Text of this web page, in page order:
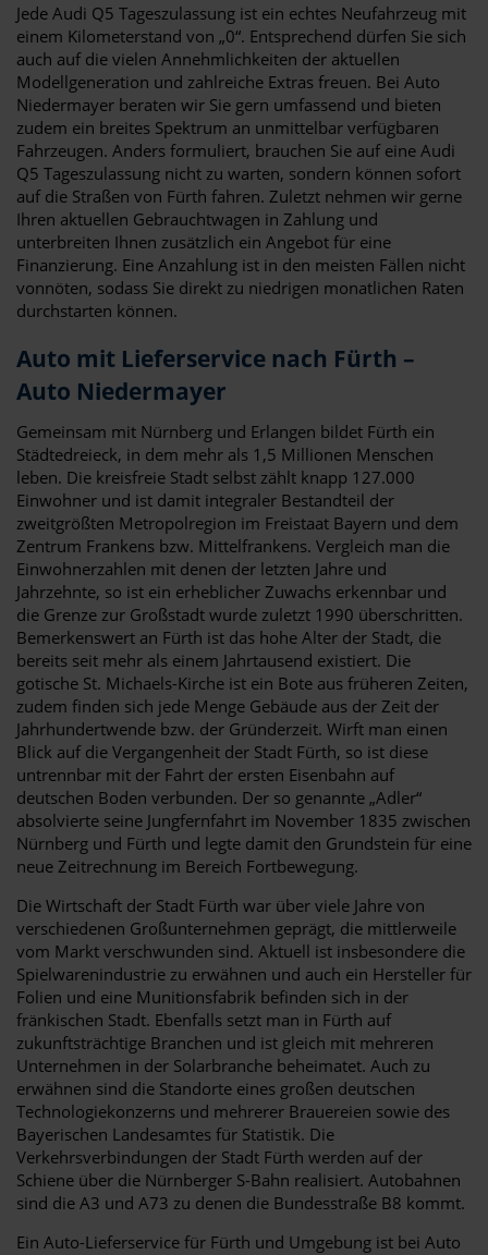
Jede Audi Q5 Tageszulassung ist ein echtes Neufahrzeug mit
einem Kilometerstand von „0“. Entsprechend dürfen Sie sich
auch auf die vielen Annehmlichkeiten der aktuellen
Modellgeneration und zahlreiche Extras freuen. Bei Auto
Niedermayer beraten wir Sie gern umfassend und bieten
zudem ein breites Spektrum an unmittelbar verfügbaren
Fahrzeugen. Anders formuliert, brauchen Sie auf eine Audi
Q5 Tageszulassung nicht zu warten, sondern können sofort
auf die Straßen von Fürth fahren. Zuletzt nehmen wir gerne
Ihren aktuellen Gebrauchtwagen in Zahlung und
unterbreiten Ihnen zusätzlich ein Angebot für eine
Finanzierung. Eine Anzahlung ist in den meisten Fällen nicht
vonnöten, sodass Sie direkt zu niedrigen monatlichen Raten
durchstarten können.
Auto mit Lieferservice nach Fürth –
Auto Niedermayer
Gemeinsam mit Nürnberg und Erlangen bildet Fürth ein
Städtedreieck, in dem mehr als 1,5 Millionen Menschen
leben. Die kreisfreie Stadt selbst zählt knapp 127.000
Einwohner und ist damit integraler Bestandteil der
zweitgrößten Metropolregion im Freistaat Bayern und dem
Zentrum Frankens bzw. Mittelfrankens. Vergleich man die
Einwohnerzahlen mit denen der letzten Jahre und
Jahrzehnte, so ist ein erheblicher Zuwachs erkennbar und
die Grenze zur Großstadt wurde zuletzt 1990 überschritten.
Bemerkenswert an Fürth ist das hohe Alter der Stadt, die
bereits seit mehr als einem Jahrtausend existiert. Die
gotische St. Michaels-Kirche ist ein Bote aus früheren Zeiten,
zudem finden sich jede Menge Gebäude aus der Zeit der
Jahrhundertwende bzw. der Gründerzeit. Wirft man einen
Blick auf die Vergangenheit der Stadt Fürth, so ist diese
untrennbar mit der Fahrt der ersten Eisenbahn auf
deutschen Boden verbunden. Der so genannte „Adler“
absolvierte seine Jungfernfahrt im November 1835 zwischen
Nürnberg und Fürth und legte damit den Grundstein für eine
neue Zeitrechnung im Bereich Fortbewegung.
Die Wirtschaft der Stadt Fürth war über viele Jahre von
verschiedenen Großunternehmen geprägt, die mittlerweile
vom Markt verschwunden sind. Aktuell ist insbesondere die
Spielwarenindustrie zu erwähnen und auch ein Hersteller für
Folien und eine Munitionsfabrik befinden sich in der
fränkischen Stadt. Ebenfalls setzt man in Fürth auf
zukunftsträchtige Branchen und ist gleich mit mehreren
Unternehmen in der Solarbranche beheimatet. Auch zu
erwähnen sind die Standorte eines großen deutschen
Technologiekonzerns und mehrerer Brauereien sowie des
Bayerischen Landesamtes für Statistik. Die
Verkehrsverbindungen der Stadt Fürth werden auf der
Schiene über die Nürnberger S-Bahn realisiert. Autobahnen
sind die A3 und A73 zu denen die Bundesstraße B8 kommt.
Ein Auto-Lieferservice für Fürth und Umgebung ist bei Auto